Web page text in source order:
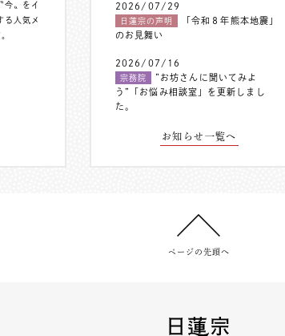
今〟をイ
る人気メ
2026/07/29
日蓮宗の声明
「令和８年熊本地震」
のお見舞い
2026/07/16
宗務院
”お坊さんに聞いてみよ
う”「お悩み相談室」を更新しまし
た。
お知らせ一覧へ
ページの先頭へ